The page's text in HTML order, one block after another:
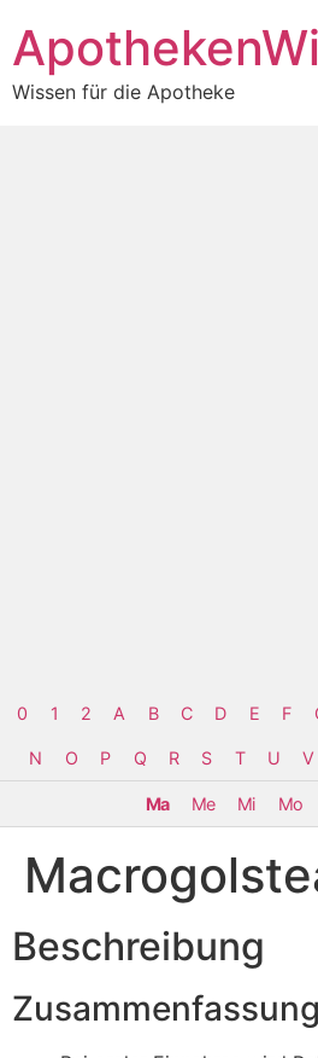
Wissen für die Apotheke
0 1 2 A B C D E F
N O P Q R S T U V
Ma Me Mi Mo
Beschreibung
Zusammenfassung